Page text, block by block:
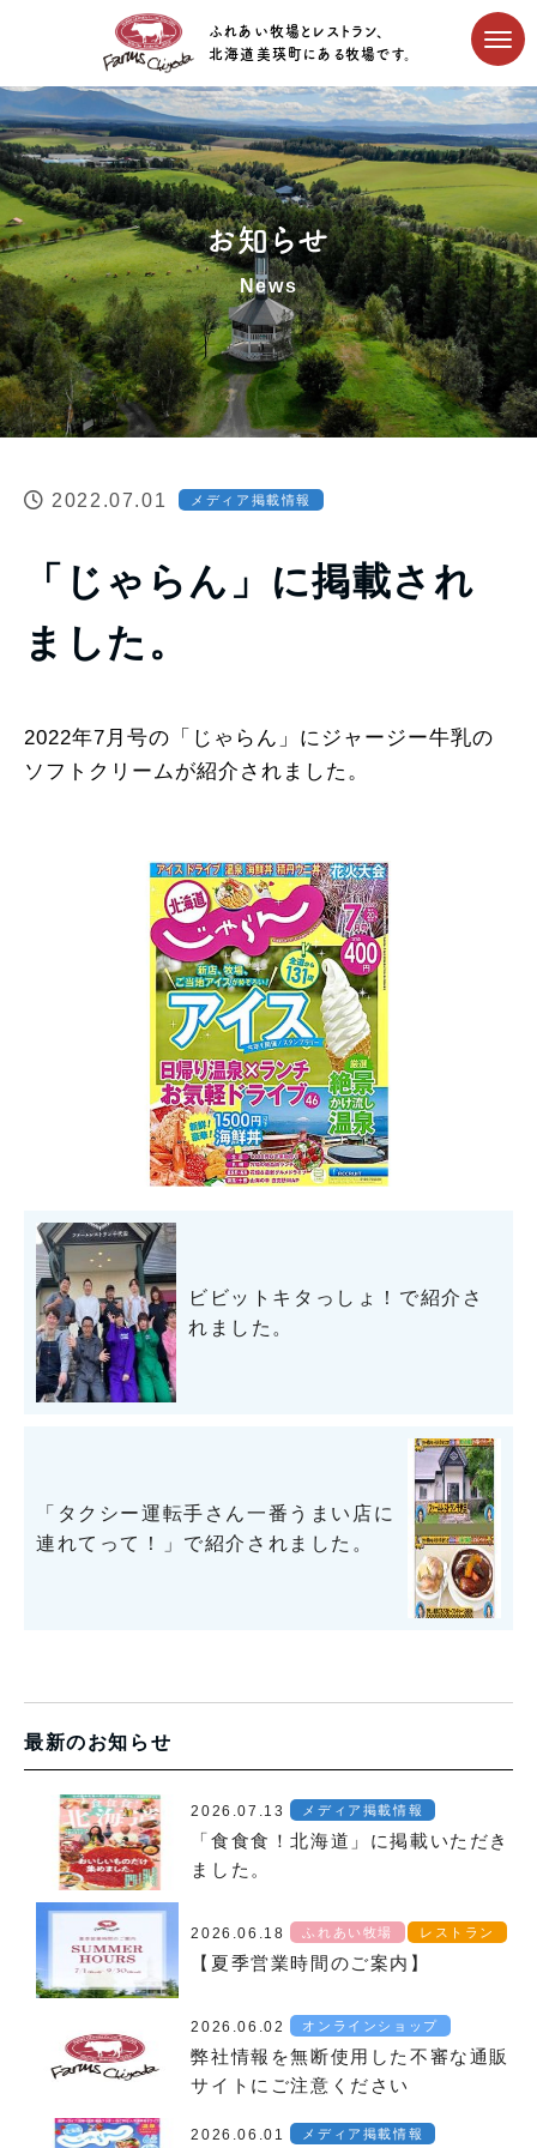
ふれあい牧場とレストラン、
北海道美瑛町にある牧場です。
お知らせ
News
2022.07.01 メディア掲載情報
「じゃらん」に掲載され
ました。
2022年7月号の「じゃらん」にジャージー牛乳の
ソフトクリームが紹介されました。
ビビットキタっしょ！で紹介さ
れました。
「タクシー運転手さん一番うまい店に
連れてって！」で紹介されました。
最新のお知らせ
2026.07.13 メディア掲載情報
「食食食！北海道」に掲載いただき
ました。
2026.06.18 ふれあい牧場 レストラン
【夏季営業時間のご案内】
2026.06.02 オンラインショップ
弊社情報を無断使用した不審な通販
サイトにご注意ください
2026.06.01 メディア掲載情報